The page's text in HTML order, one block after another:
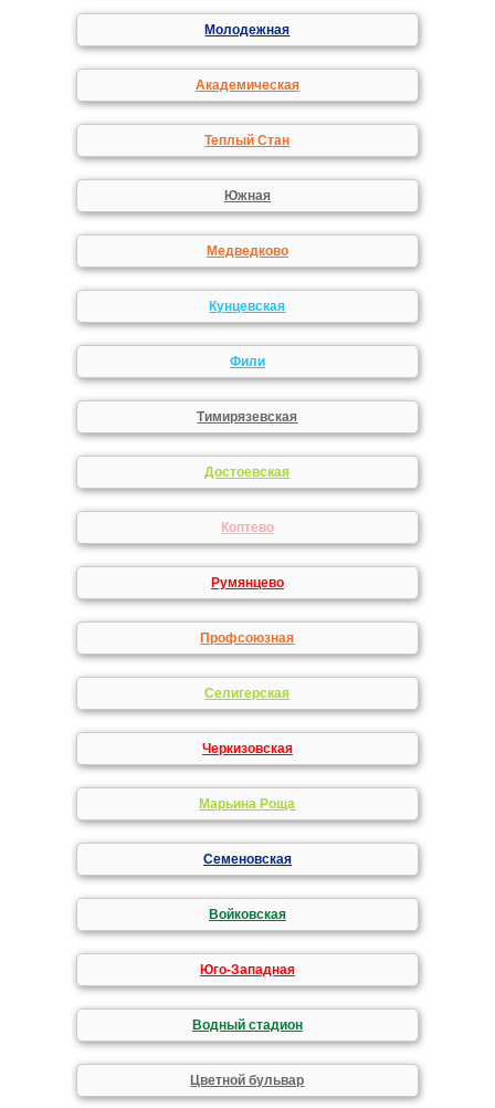
Молодежная
Академическая
Теплый Стан
Южная
Медведково
Кунцевская
Фили
Тимирязевская
Достоевская
Коптево
Румянцево
Профсоюзная
Селигерская
Черкизовская
Марьина Роща
Семеновская
Войковская
Юго-Западная
Водный стадион
Цветной бульвар